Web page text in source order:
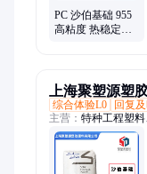
PC 沙伯基础 955
高粘度 热稳定性
上海聚塑源塑
综合体验L0
回复
主营： 特种工程塑
PC、工程塑料、合